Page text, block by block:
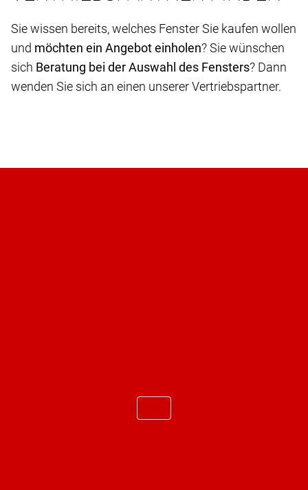
Sie wissen bereits, welches Fenster Sie kaufen wollen
und möchten ein Angebot einholen? Sie wünschen
sich Beratung bei der Auswahl des Fensters? Dann
wenden Sie sich an einen unserer Vertriebspartner.